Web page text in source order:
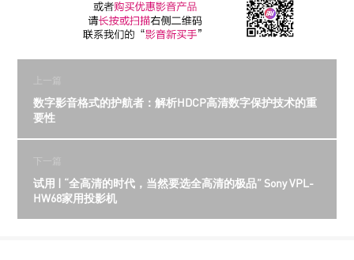
上一篇
数字影音格式的护航者：解析HDCP高清数字保护技术的重
要性
下一篇
试用 | “全高清的时代，当然要选全高清的极品” Sony VPL-
HW68家用投影机